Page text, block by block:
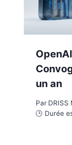
un an
Par DRISS
🕒 Durée